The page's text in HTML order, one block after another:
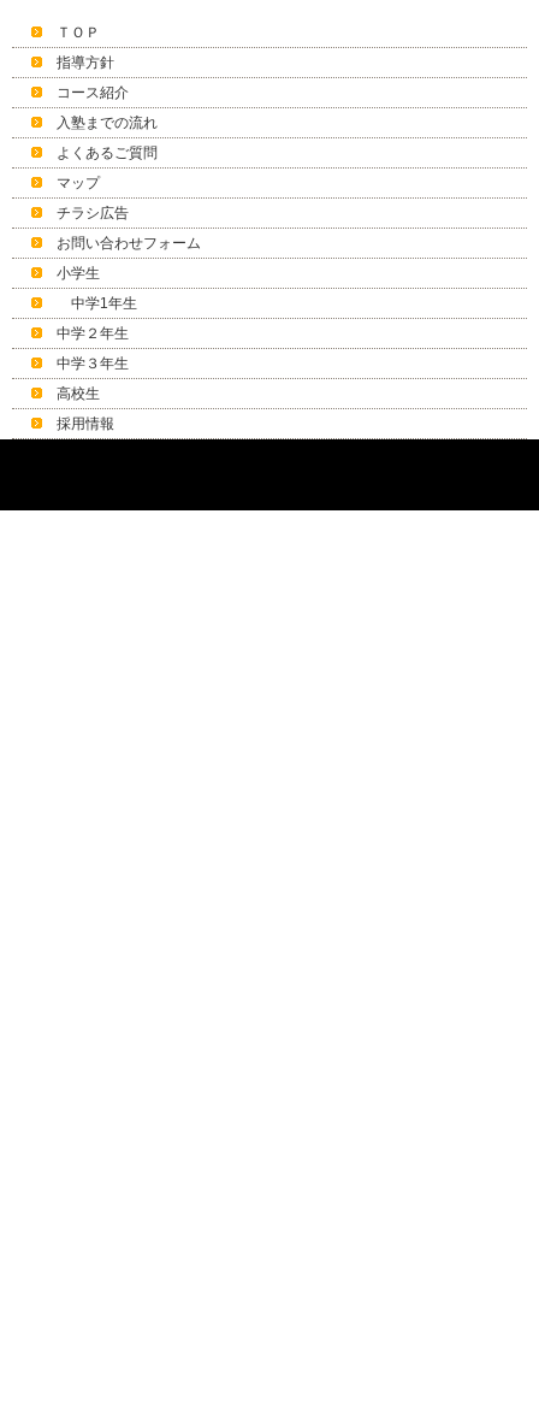
ＴＯＰ
指導方針
コース紹介
入塾までの流れ
よくあるご質問
マップ
チラシ広告
お問い合わせフォーム
小学生
中学1年生
中学２年生
中学３年生
高校生
採用情報